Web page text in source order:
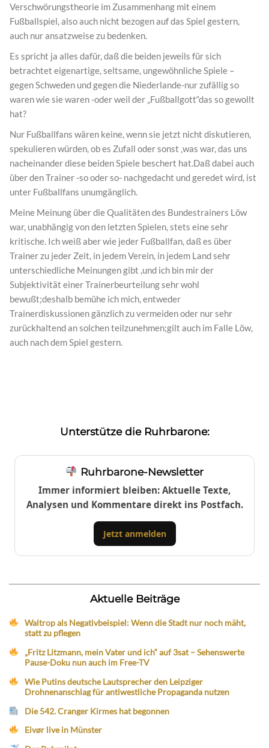
Verschwörungstheorie im Zusammenhang mit einem
Fußballspiel, also auch nicht bezogen auf das Spiel gestern,
auch nur ansatzweise zu bedenken.
Es spricht ja alles dafür, daß die beiden jeweils für sich
betrachtet eigenartige, seltsame, ungewöhnliche Spiele –
gegen Schweden und gegen die Niederlande-nur zufällig so
waren wie sie waren -oder weil der „Fußballgott“das so gewollt
hat?
Nur Fußballfans wären keine, wenn sie jetzt nicht diskutieren,
spekulieren würden, ob es Zufall oder sonst ‚was war, das uns
nacheinander diese beiden Spiele beschert hat.Daß dabei auch
über den Trainer -so oder so- nachgedacht und geredet wird, ist
unter Fußballfans unumgänglich.
Meine Meinung über die Qualitäten des Bundestrainers Löw
war, unabhängig von den letzten Spielen, stets eine sehr
kritische. Ich weiß aber wie jeder Fußballfan, daß es über
Trainer zu jeder Zeit, in jedem Verein, in jedem Land sehr
unterschiedliche Meinungen gibt ,und ich bin mir der
Subjektivität einer Trainerbeurteilung sehr wohl
bewußt;deshalb bemühe ich mich, entweder
Trainerdiskussionen gänzlich zu vermeiden oder nur sehr
zurückhaltend an solchen teilzunehmen;gilt auch im Falle Löw,
auch nach dem Spiel gestern.
Unterstütze die Ruhrbarone:
Ruhrbarone-Newsletter
Immer informiert bleiben: Aktuelle Texte,
Analysen und Kommentare direkt ins Postfach.
Jetzt anmelden
Aktuelle Beiträge
Waltrop als Negativbeispiel: Wenn die Stadt nur noch mäht,
statt zu pflegen
„Fritz Litzmann, mein Vater und ich“ auf 3sat – Sehenswerte
Pause-Doku nun auch im Free-TV
Wie Putins deutsche Lautsprecher den Leipziger
Drohnenanschlag für antiwestliche Propaganda nutzen
Die 542. Cranger Kirmes hat begonnen
Eivør live in Münster